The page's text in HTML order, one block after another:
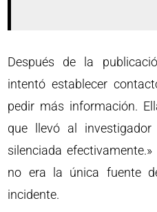
Después de la
intentó establecer
pedir más información.
que llevó al
silenciada
no era la única fuente
incidente.